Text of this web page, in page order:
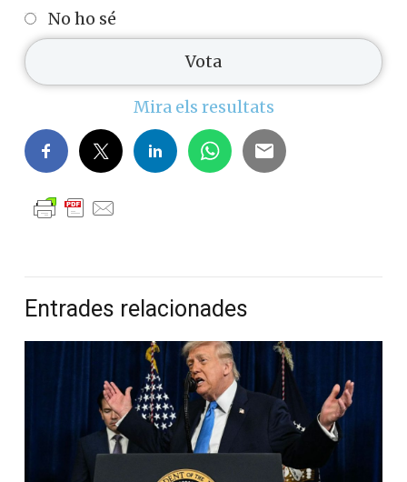
No ho sé
Mira els resultats
Entrades relacionades